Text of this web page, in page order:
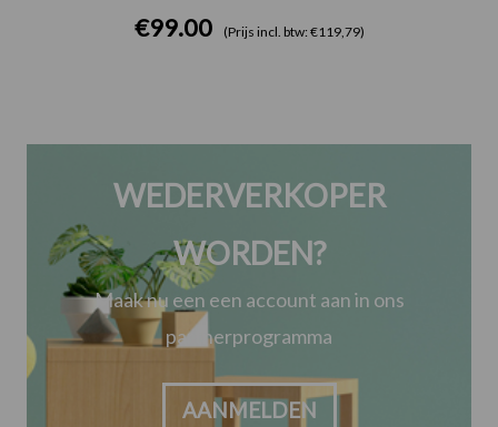
€99.00 (Prijs incl. btw: €119,79)
WEDERVERKOPER
WORDEN?
Maak nu een een account aan in ons
partnerprogramma
AANMELDEN